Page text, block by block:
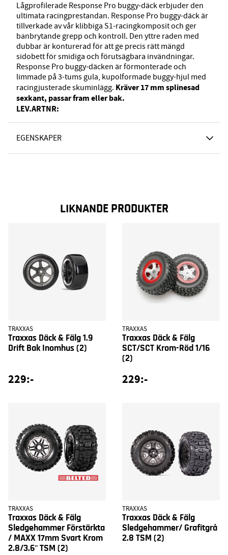
Lågprofilerade Response Pro buggy-däck erbjuder den
ultimata racingprestandan. Response Pro buggy-däck är
tillverkade av vår klibbiga S1-racingkomposit och ger
banbrytande grepp och kontroll. Den yttre raden med
dubbar är konturerad för att ge precis rätt mängd
sidobett för smidiga och förutsägbara invändningar.
Response Pro buggy-däcken är förmonterade och
limmade på 3-tums gula, kupolformade buggy-hjul med
racingjusterade skuminlägg. Kräver 17 mm splinesad
sexkant, passar fram eller bak.
LEV.ARTNR:
EGENSKAPER
LIKNANDE PRODUKTER
TRAXXAS
Traxxas Däck & Fälg 1.9
Drift Bak Inomhus (2)
229:-
TRAXXAS
Traxxas Däck & Fälg
SCT/SCT Krom-Röd 1/16
(2)
229:-
TRAXXAS
Traxxas Däck & Fälg
Sledgehammer Förstärkta
/ MAXX 17mm Svart Krom
2.8/3.6'' TSM (2)
TRAXXAS
Traxxas Däck & Fälg
Sledgehammer/ Grafitgrå
2.8 TSM (2)